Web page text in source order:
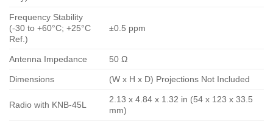
Frequency Stability
(-30 to +60°C; +25°C
Ref.)
±0.5 ppm
Antenna Impedance 50 Ω
Dimensions (W x H x D) Projections Not Included
Radio with KNB-45L
2.13 x 4.84 x 1.32 in (54 x 123 x 33.5
mm)